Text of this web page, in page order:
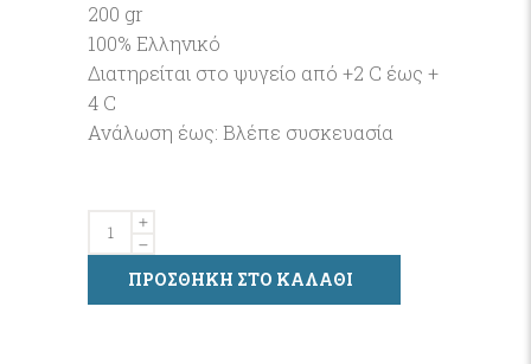
200 gr
100% Ελληνικό
Διατηρείται στο ψυγείο από +2 C έως +
4 C
Ανάλωση έως: Βλέπε συσκευασία
Γιαούρτι
Πρόβειο
gr
ΠΡΟΣΘΗΚΗ ΣΤΟ ΚΑΛΑΘΙ